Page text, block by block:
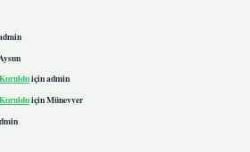
Aysun
içinadmin
içinMünevver